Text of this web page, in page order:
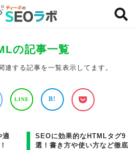
の記事一覧
連する記事を一覧表示してます。
LINE B!
適
SEOに効果的なHTMLタグ9
選！書き方や使い方など徹底